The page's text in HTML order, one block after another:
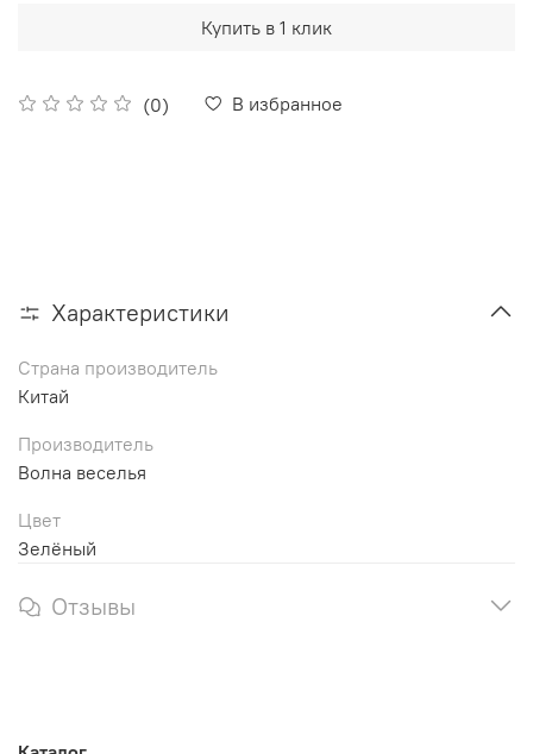
(0) В избранное
Купить в 1 клик
Характеристики
Страна производитель
Китай
Производитель
Волна веселья
Цвет
Зелёный
Отзывы